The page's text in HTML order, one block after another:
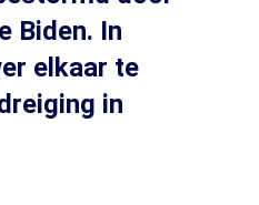
Biden. In
elkaar te
in